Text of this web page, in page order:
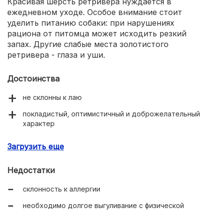
ежедневном уходе. Особое внимание стоит
уделить питанию собаки: при нарушениях
рациона от питомца может исходить резкий
запах. Другие слабые места золотистого
ретривера - глаза и уши.
Достоинства
не склонны к лаю
покладистый, оптимистичный и доброжелательный
характер
Загрузить еще
Недостатки
склонность к аллергии
необходимо долгое выгуливание с физической